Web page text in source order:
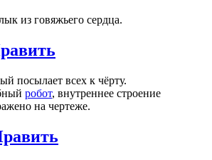
из говяжьего сердца.
посылает всех к чёрту.
робот, внутреннее строение
на чертеже.